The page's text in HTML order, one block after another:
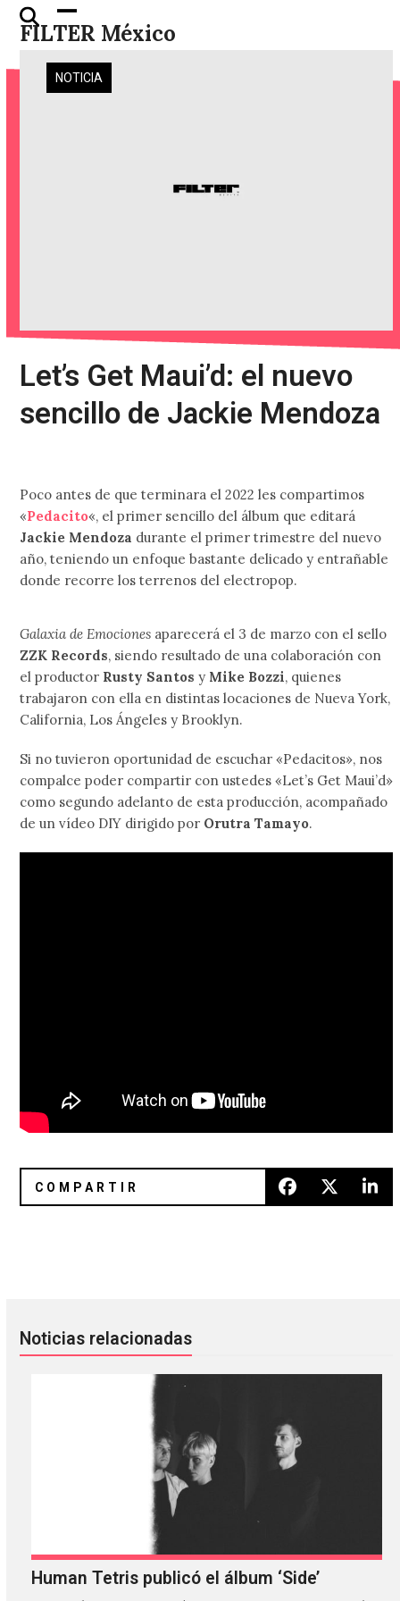
Skip
FILTER México
Open
mobile
menu
Close
mobile
menu
NOTICIA
Let’s Get Maui’d: el nuevo
sencillo de Jackie Mendoza
Poco antes de que terminara el 2022 les compartimos
«Pedacito«, el primer sencillo del álbum que editará
Jackie Mendoza durante el primer trimestre del nuevo
año, teniendo un enfoque bastante delicado y entrañable
donde recorre los terrenos del electropop.
Galaxia de Emociones aparecerá el 3 de marzo con el sello
ZZK Records, siendo resultado de una colaboración con
el productor Rusty Santos y Mike Bozzi, quienes
trabajaron con ella en distintas locaciones de Nueva York,
California, Los Ángeles y Brooklyn.
Si no tuvieron oportunidad de escuchar «Pedacitos», nos
compalce poder compartir con ustedes «Let’s Get Maui’d»
como segundo adelanto de esta producción, acompañado
de un vídeo DIY dirigido por Orutra Tamayo.
Noticias relacionadas
Human Tetris publicó el álbum ‘Side’